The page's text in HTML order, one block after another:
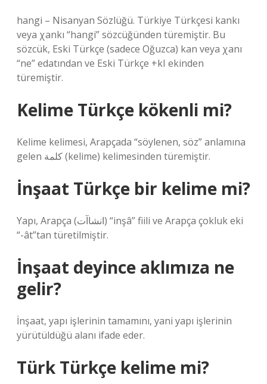
hangi – Nisanyan Sözlüğü. Türkiye Türkçesi kankı
veya χankı “hangi” sözcüğünden türemiştir. Bu
sözcük, Eski Türkçe (sadece Oğuzca) kan veya χanı
“ne” edatından ve Eski Türkçe +kI ekinden
türemiştir.
Kelime Türkçe kökenli mi?
Kelime kelimesi, Arapçada “söylenen, söz” anlamına
gelen كلمة (kelime) kelimesinden türemiştir.
İnşaat Türkçe bir kelime mi?
Yapı, Arapça (ﺍﻧﺸﺎﺁﺕ) “inşâ” fiili ve Arapça çokluk eki
“-ât”tan türetilmiştir.
İnşaat deyince aklımıza ne
gelir?
İnşaat, yapı işlerinin tamamını, yani yapı işlerinin
yürütüldüğü alanı ifade eder.
Türk Türkçe kelime mi?